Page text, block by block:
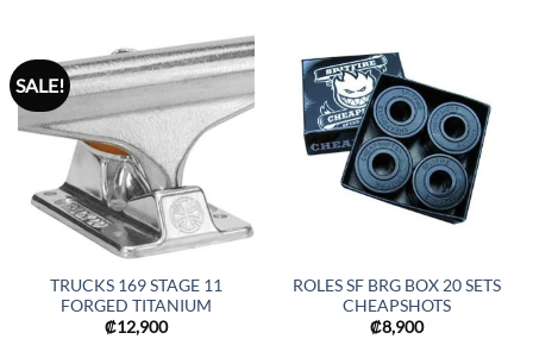
SALE!
TRUCKS 169 STAGE 11
FORGED TITANIUM
₡12,900
ROLES SF BRG BOX 20 SETS
CHEAPSHOTS
₡8,900